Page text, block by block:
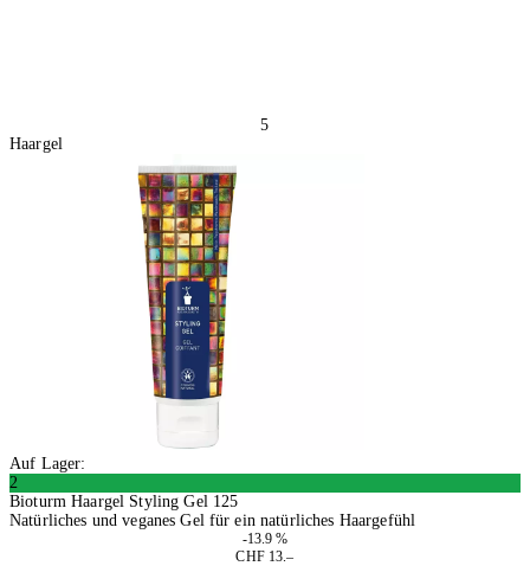
5
Haargel
Auf Lager:
2
Bioturm Haargel Styling Gel 125
Natürliches und veganes Gel für ein natürliches Haargefühl
-13.9 %
CHF 13.–